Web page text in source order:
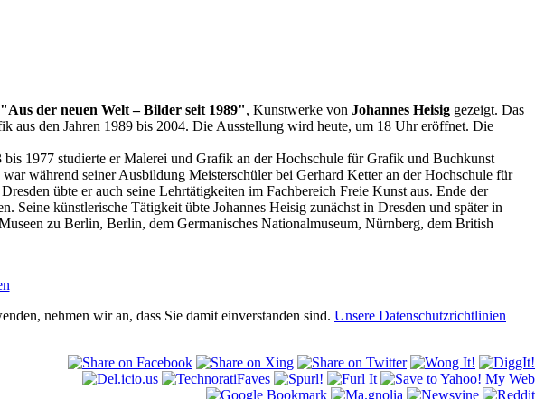
"Aus der neuen Welt – Bilder seit 1989", Kunstwerke von Johannes Heisig gezeigt. Das
aus den Jahren 1989 bis 2004. Die Ausstellung wird heute, um 18 Uhr eröffnet. Die
1977 studierte er Malerei und Grafik an der Hochschule für Grafik und Buchkunst
während seiner Ausbildung Meisterschüler bei Gerhard Ketter an der Hochschule für
übte er auch seine Lehrtätigkeiten im Fachbereich Freie Kunst aus. Ende der
Seine künstlerische Tätigkeit übte Johannes Heisig zunächst in Dresden und später in
zu Berlin, Berlin, dem Germanisches Nationalmuseum, Nürnberg, dem British
nehmen wir an, dass Sie damit einverstanden sind. Unsere Datenschutzrichtlinien